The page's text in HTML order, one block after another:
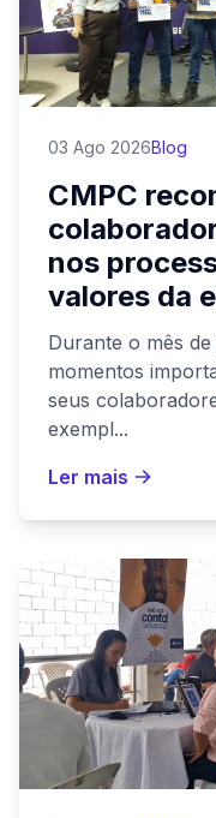
03 Ago 2026Blog
CMPC
nos
valores da
Durante o mês
momentos
seus
exempl...
Ler mais